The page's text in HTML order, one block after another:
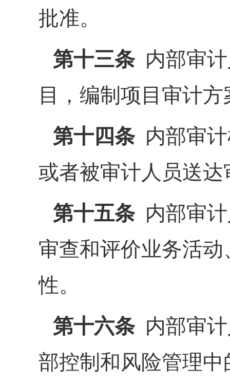
批准。
第十三条内部审计
目，编制项目审计方
第十四条 内部审
或者被审计人员送
第十五条内部审计
审查和评价业务活
性。
第十六条内部审计
部控制和风险管理